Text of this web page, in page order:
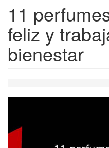
11
feliz y
bienestar